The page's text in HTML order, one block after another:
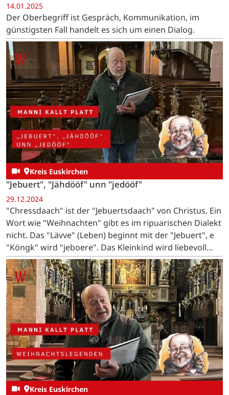
14.01.2025
Der Oberbegriff ist Gespräch, Kommunikation, im
günstigsten Fall handelt es sich um einen Dialog.
Kreis Euskirchen
"Jebuert", "Jähdööf" unn "jedööf"
29.12.2024
"Chressdaach" ist der "Jebuertsdaach" von Christus. Ein
Wort wie "Weihnachten" gibt es im ripuarischen Dialekt
nicht. Das "Lävve" (Leben) beginnt mit der "Jebuert", e
"Köngk" wird "jeboere". Das Kleinkind wird liebevoll
"Ditz" oder "Ditzje" genannt. …
Kreis Euskirchen